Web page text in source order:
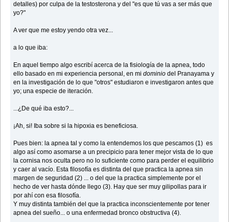
detalles) por culpa de la testosterona y del "es que tú vas a ser más que
yo?"
A ver que me estoy yendo otra vez...
a lo que iba:
En aquel tiempo algo escribí acerca de la fisiología de la apnea, todo
ello basado en mi experiencia personal, en midominio del Pranayama y
en la investigación de lo que "otros" estudiaron e investigaron antes que
yo; una especie de iteración.
...¿De qué iba esto?...
¡Ah, si! Iba sobre si la hipoxia es beneficiosa.
Pues bien: la apnea tal y como la entendemos los que pescamos (1) es
algo así como asomarse a un precipicio para tener mejor vista de lo que
la cornisa nos oculta pero no lo suficiente como para perder el equilibrio
y caer al vacío. Esta filosofía es distinta del que practica la apnea sin
margen de seguridad (2) ... o del que la practica simplemente por el
hecho de ver hasta dónde llego (3). Hay que ser muy gilipollas para ir
por ahí con esa filosofía.
Y muy distinta también del que la practica inconscientemente por tener
apnea del sueño... o una enfermedad bronco obstructiva (4).